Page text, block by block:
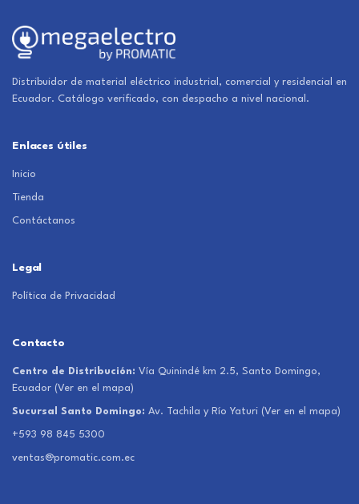
Distribuidor de material eléctrico industrial, comercial y residencial en
Ecuador. Catálogo verificado, con despacho a nivel nacional.
Enlaces útiles
Inicio
Tienda
Contáctanos
Legal
Política de Privacidad
Contacto
Centro de Distribución: Vía Quinindé km 2.5, Santo Domingo,
Ecuador (Ver en el mapa)
Sucursal Santo Domingo: Av. Tachila y Río Yaturi (Ver en el mapa)
+593 98 845 5300
ventas@promatic.com.ec